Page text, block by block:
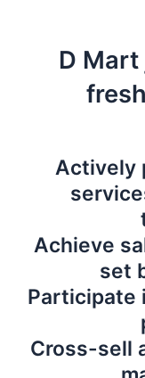
D
Actively
Achieve
set
Participate
Cross-sell